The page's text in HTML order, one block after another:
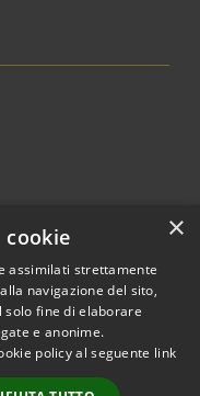
© 2026 • Comune di
Alcamo • Powered by
×
assimilati strettamente
navigazione del sito,
solo fine di elaborare
e anonime.
policy al seguente link